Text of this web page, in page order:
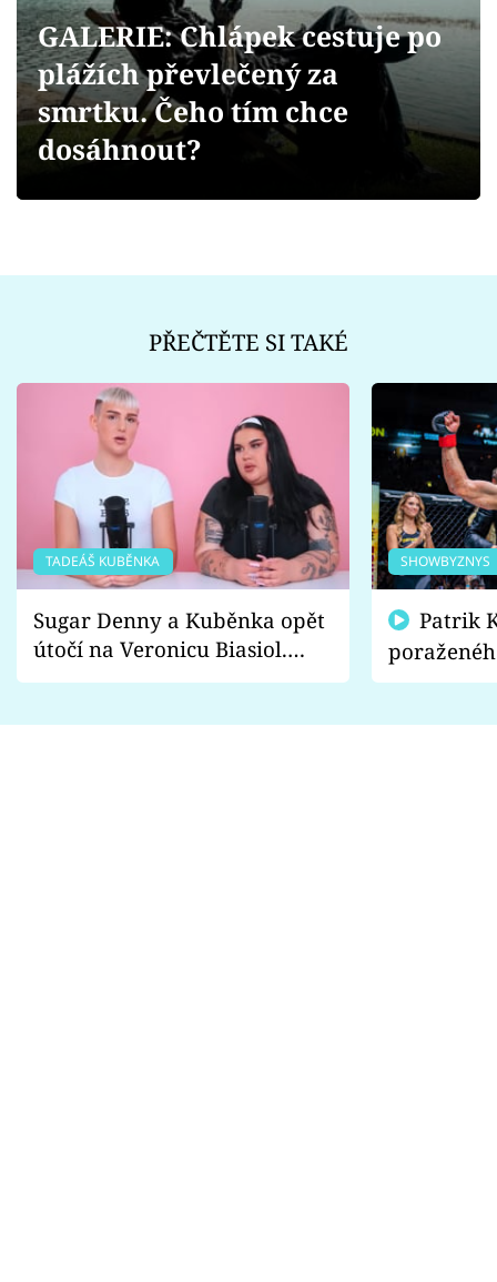
Videa
Sledujte prima+
GALERIE: Chlápek cestuje po
plážích převlečený za
smrtku. Čeho tím chce
dosáhnout?
PŘEČTĚTE SI TAKÉ
TADEÁŠ KUBĚNKA
Sugar Denny a Kuběnka opět
útočí na Veronicu Biasiol.
Proč je podle nich falešná a
SHOWBYZNYS
fanoušci